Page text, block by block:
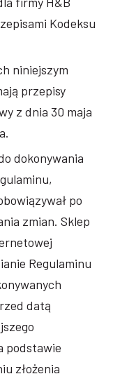
Kodeksu
niniejszym
przepisy
z dnia 30 maja
dokonywania
po
zmian. Sklep
Regulaminu
datą
podstawie
złożenia